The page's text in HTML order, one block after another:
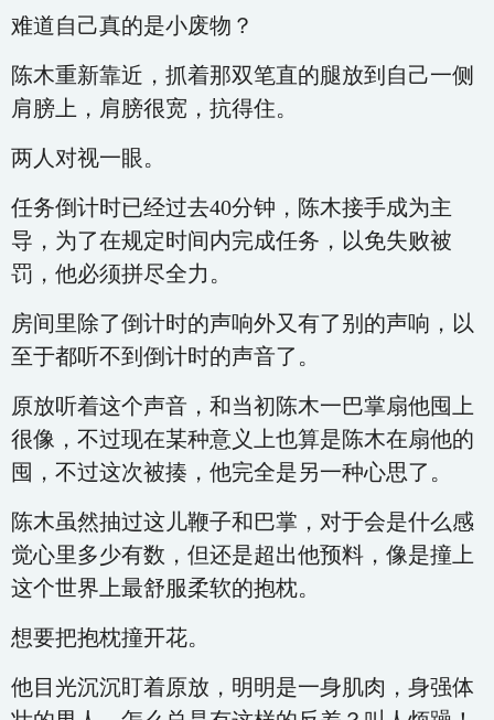
难道自己真的是小废物？
陈木重新靠近，抓着那双笔直的腿放到自己一侧
肩膀上，肩膀很宽，抗得住。
两人对视一眼。
任务倒计时已经过去40分钟，陈木接手成为主
导，为了在规定时间内完成任务，以免失败被
罚，他必须拼尽全力。
房间里除了倒计时的声响外又有了别的声响，以
至于都听不到倒计时的声音了。
原放听着这个声音，和当初陈木一巴掌扇他囤上
很像，不过现在某种意义上也算是陈木在扇他的
囤，不过这次被揍，他完全是另一种心思了。
陈木虽然抽过这儿鞭子和巴掌，对于会是什么感
觉心里多少有数，但还是超出他预料，像是撞上
这个世界上最舒服柔软的抱枕。
想要把抱枕撞开花。
他目光沉沉盯着原放，明明是一身肌肉，身强体